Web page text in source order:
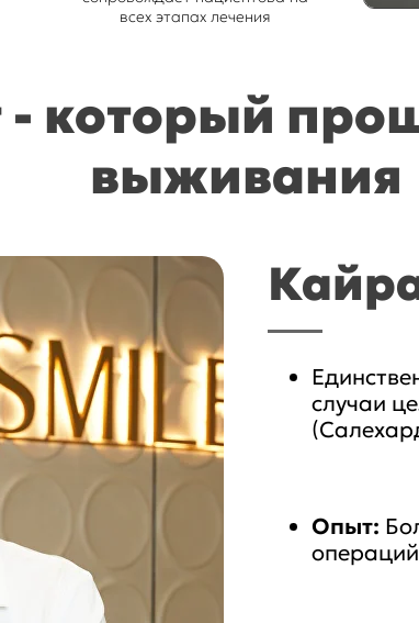
всех этапах лечения
- который
выживания
случаи
Опыт:
операций